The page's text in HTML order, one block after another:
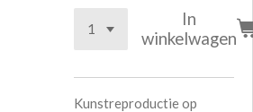
In
winkelwagen
Kunstreproductie op